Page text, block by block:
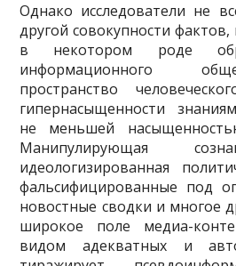
Однако исследователи не
другой совокупности
в некотором роде
информационно­го
пространство
гипернасы­щенности
не меньшей
Манипулирующая
идеологизированная
фальсифицированные под
но­востные сводки и многое
широкое поле медиа-
видом адекватных и